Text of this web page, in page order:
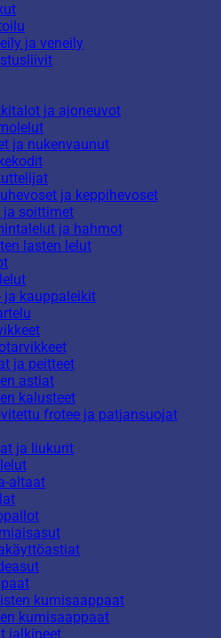
ja veneily
ja ajoneuvot
ja nukenvaunut
ja keppihevoset
ja soittimet
ja hahmot
lasten lelut
ja kauppaleikit
ja peitteet
astiat
kalusteet
frotee ja patjansuojat
ja liukurit
altaat
kumisaappaat
kumisaappaat
jalkineet